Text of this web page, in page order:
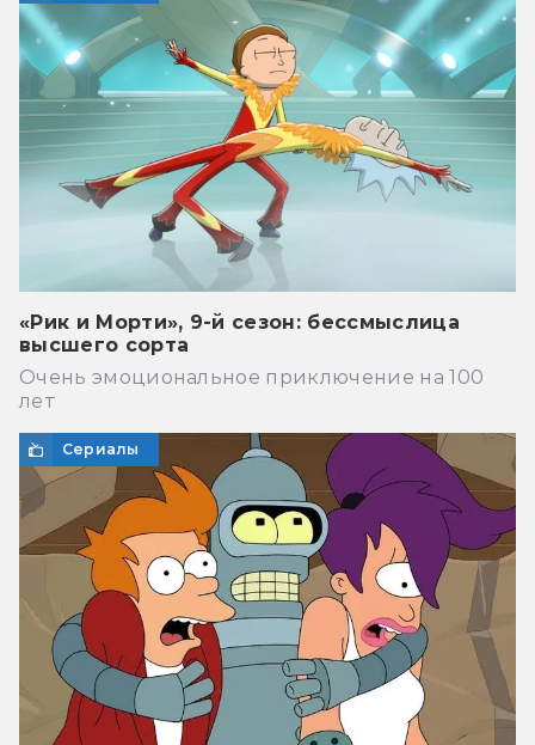
«Рик и Морти», 9-й сезон: бессмыслица
высшего сорта
Очень эмоциональное приключение на 100
лет
Сериалы